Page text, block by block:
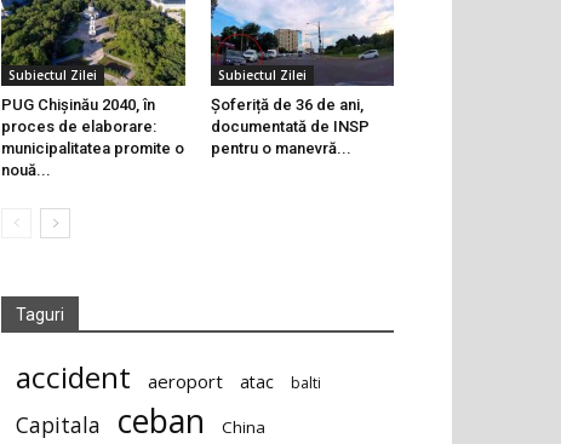
Subiectul Zilei
PUG Chișinău 2040, în
proces de elaborare:
municipalitatea promite o
nouă...
Subiectul Zilei
Șoferiță de 36 de ani,
documentată de INSP
pentru o manevră...
Taguri
accident aeroport atac balti
Capitala ceban China